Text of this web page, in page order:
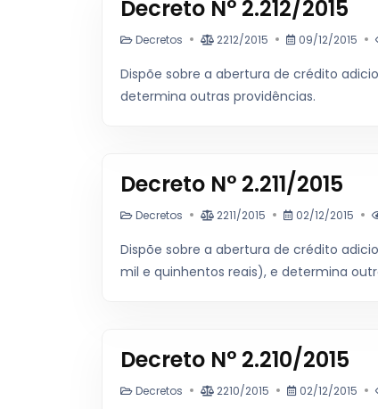
Decreto N° 2.212/2015
Decretos 2212/2015 09/12/2015
Dispõe sobre a abertura de crédito
determina outras providências.
Decreto N° 2.211/2015
Decretos 2211/2015 02/12/2015
Dispõe sobre a abertura de crédito
mil e quinhentos reais), e determina
Decreto N° 2.210/2015
Decretos 2210/2015 02/12/2015